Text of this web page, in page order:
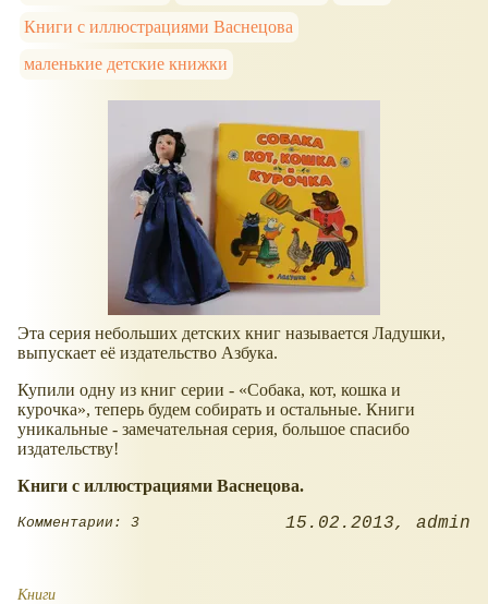
Книги с иллюстрациями Васнецова
маленькие детские книжки
Эта серия небольших детских книг называется Ладушки,
выпускает её издательство Азбука.
Купили одну из книг серии -
Собака, кот, кошка и
курочка , теперь будем собирать и остальные. Книги
уникальные - замечательная серия, большое спасибо
издательству!
Книги с иллюстрациями Васнецова.
Комментарии: 3 15.02.2013 admin
Книги